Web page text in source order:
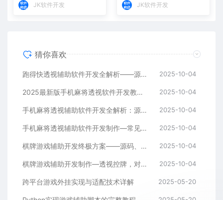
JK软件开发 JK软件开发
猜你喜欢
跑得快透视辅助软件开发全解析——源码、跨平台架构与控牌算法 2025-10-04
2025最新版手机麻将透视软件开发教程：跨平台实现与安全防封方案 2025-10-04
手机麻将透视辅助软件开发全解析：源码、控牌策略与胜率调节 2025-10-04
手机麻将透视辅助软件开发制作—常见问答解读 2025-10-04
棋牌游戏辅助开发终极方案——源码、架构与算法全解析 2025-10-04
棋牌游戏辅助开发制作—透视控牌，对局胜率调节源码解析与逻辑全流程 2025-10-04
跨平台游戏外挂实现与适配技术详解 2025-05-20